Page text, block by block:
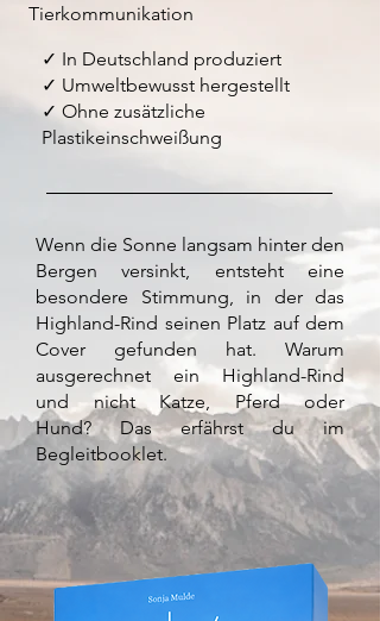
Tierkommunikation
✓ In Deutschland produziert
✓ Umweltbewusst hergestellt
✓ Ohne zusätzliche
Plastikeinschweißung
Wenn die Sonne langsam hinter den
Bergen versinkt, entsteht eine
besondere Stimmung, in der das
Highland-Rind seinen Platz auf dem
Cover gefunden hat. Warum
ausgerechnet ein Highland-Rind
und nicht Katze, Pferd oder
Hund?Das erfährst du im
Begleitbooklet.